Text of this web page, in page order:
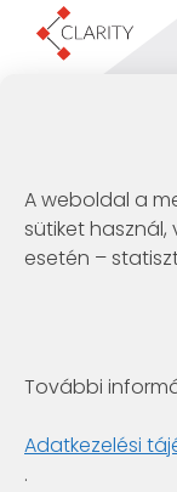
A weboldal a
sütiket
esetén –
További
Adatkezelési
.